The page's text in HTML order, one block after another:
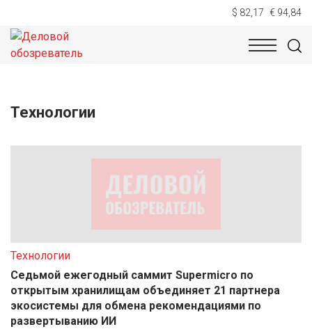
$ 82,17 € 94,84
НОВОСТИ
Технологии
Технологии
Седьмой ежегодный саммит Supermicro по
открытым хранилищам объединяет 21 партнера
экосистемы для обмена рекомендациями по
развертыванию ИИ